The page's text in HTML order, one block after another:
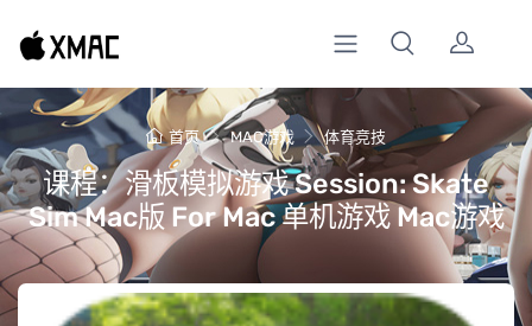
首页 MAC游戏 体育竞技
课程：滑板模拟游戏 Session: Skate
Sim Mac版 For Mac 单机游戏 Mac游戏